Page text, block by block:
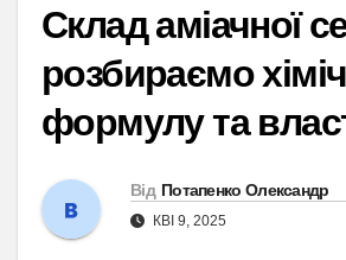
Склад аміачної
розбираємо
формулу та
Від Потапенко Олександр
КВІ 9, 2025